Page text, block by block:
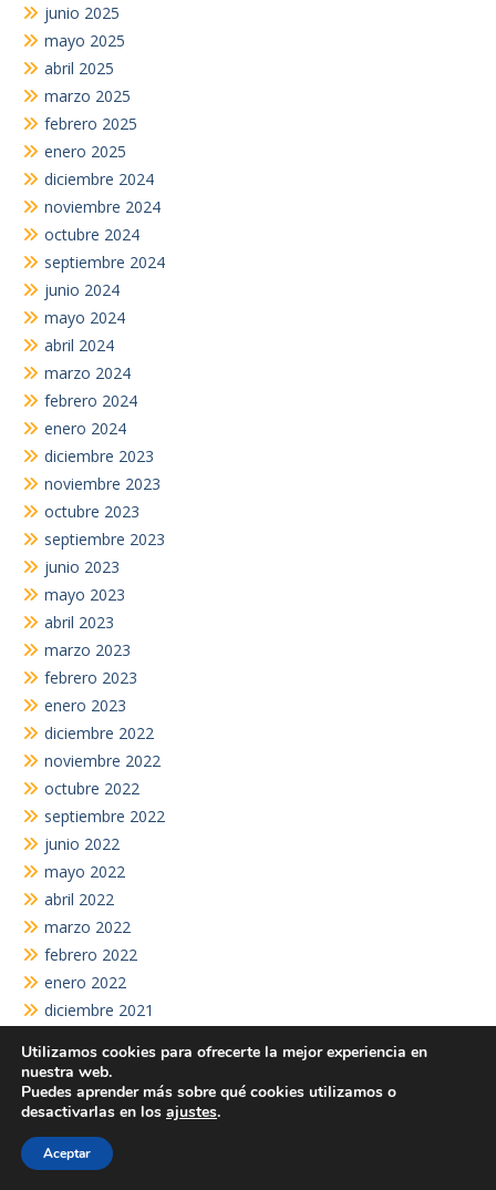
junio 2025
mayo 2025
abril 2025
marzo 2025
febrero 2025
enero 2025
diciembre 2024
noviembre 2024
octubre 2024
septiembre 2024
junio 2024
mayo 2024
abril 2024
marzo 2024
febrero 2024
enero 2024
diciembre 2023
noviembre 2023
octubre 2023
septiembre 2023
junio 2023
mayo 2023
abril 2023
marzo 2023
febrero 2023
enero 2023
diciembre 2022
noviembre 2022
octubre 2022
septiembre 2022
junio 2022
mayo 2022
abril 2022
marzo 2022
febrero 2022
enero 2022
diciembre 2021
octubre 2021
septiembre 2021
agosto 2021
junio 2021
mayo 2021
Utilizamos cookies para ofrecerte la mejor experiencia en
nuestra web.
Puedes aprender más sobre qué cookies utilizamos o
desactivarlas en los ajustes.
Aceptar